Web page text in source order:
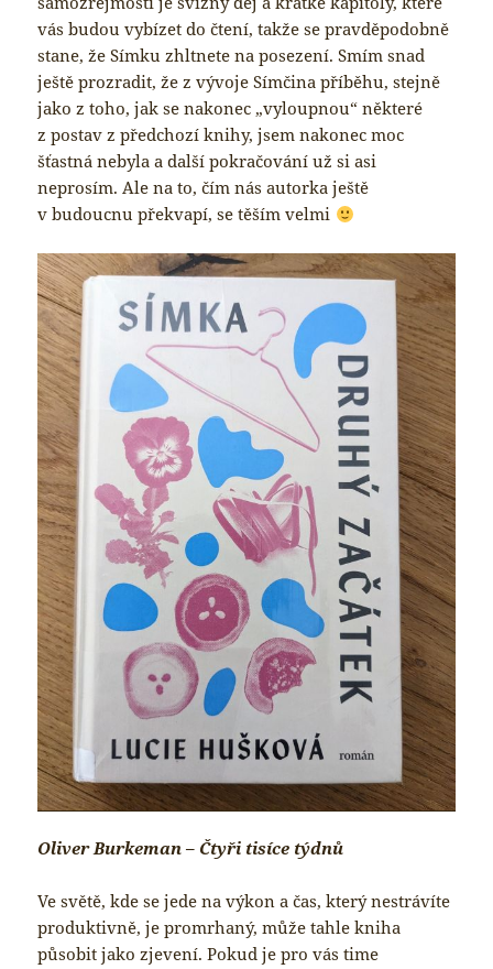
vás budou vybízet do čtení, takže se pravděpodobně
stane, že Símku zhltnete na posezení. Smím snad
ještě prozradit, že z vývoje Símčina příběhu, stejně
jako z toho, jak se nakonec „vyloupnou“ některé
z postav z předchozí knihy, jsem nakonec moc
šťastná nebyla a další pokračování už si asi
neprosím. Ale na to, čím nás autorka ještě
v budoucnu překvapí, se těším velmi
Oliver Burkeman – Čtyři tisíce týdnů
Ve světě, kde se jede na výkon a čas, který nestrávíte
produktivně, je promrhaný, může tahle kniha
působit jako zjevení. Pokud je pro vás time